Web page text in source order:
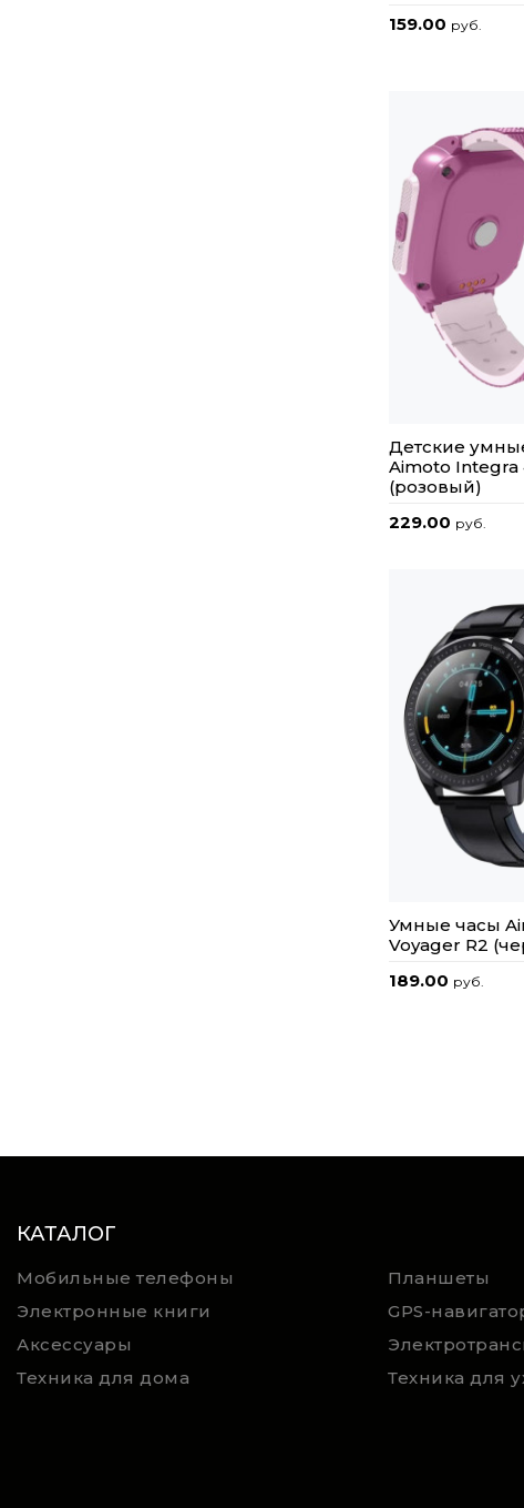
159.00 руб.
Детские
Aimoto Integra
(розовый)
229.00 руб.
Умные часы
Voyager R2
189.00 руб.
КАТАЛОГ
Мобильные телефоны
Планшеты
Электронные книги
GPS-
Аксессуары
Техника для дома
Техника для